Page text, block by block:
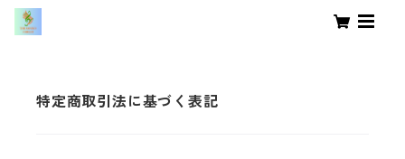
特定商取引法に基づく表記